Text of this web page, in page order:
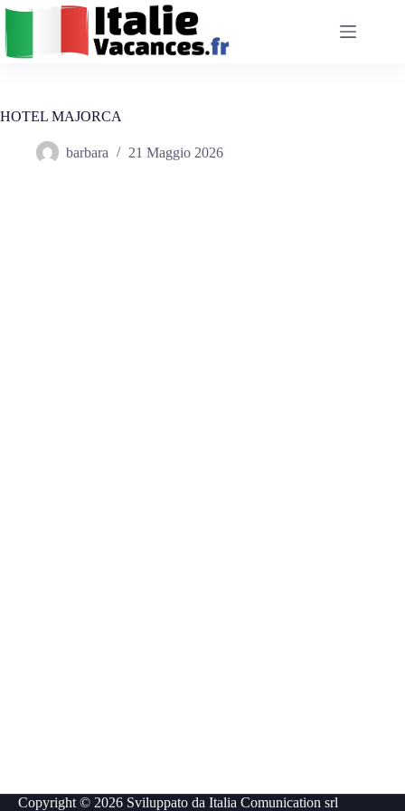
Salta
contenuto
HOTEL MAJORCA
barbara 21 Maggio 2026
Copyright © 2026 Sviluppato daItalia Comunication srl